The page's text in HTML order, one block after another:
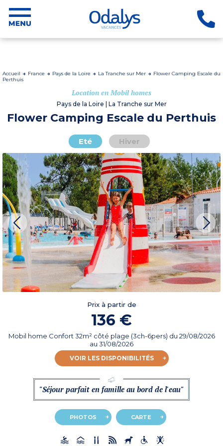
Accueil France Pays de la Loire La Tranche sur Mer
Flower Camping Escale du
Perthuis
Location en Mobil homes
Pays de la Loire | La Tranche sur Mer
Flower Camping Escale du Perthuis
Eté Hiver
Prix à partir de
136 €
Mobil home Confort 32m² côté plage (3ch-6pers) du 29/08/2026
au 31/08/2026
VOIR LES DISPONIBILITÉS
"Séjour parfait en famille au bord de l'eau"
PHOTOS CARTE